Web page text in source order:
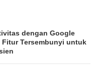
dengan Google
Tersembunyi untuk